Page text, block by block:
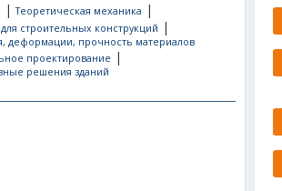
|Теоретическая механика |
строительных конструкций |
деформации, прочность материалов
проектирование |
решения зданий